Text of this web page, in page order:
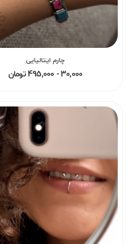
چارم ایتالیایی
30,000 - 495,000 تومان